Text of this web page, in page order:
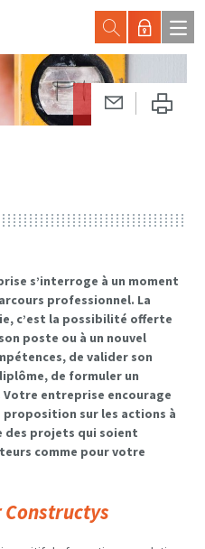
s’interroge à un moment
professionnel. La
c’est la possibilité offerte
poste ou à un nouvel
de valider son
de formuler un
entreprise encourage
sur les actions à
des projets qui soient
comme pour votre
Constructys